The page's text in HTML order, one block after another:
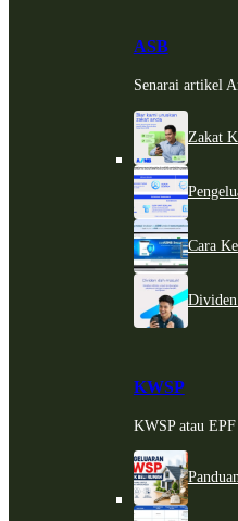
ASB
Senarai artikel
Zakat
Cara
KWSP
KWSP atau